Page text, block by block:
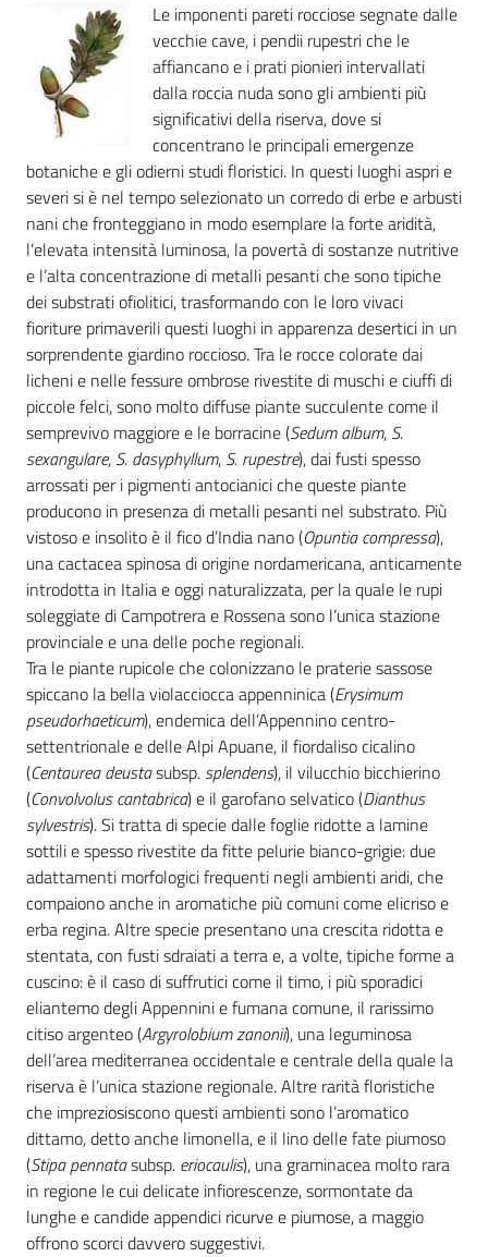
Novità
Servizi
Leggi Atti Bandi
Piani Programmi
Progetti
Le imponenti pareti rocciose segnate dalle
vecchie cave, i pendii rupestri che le
affiancano e i prati pionieri intervallati
dalla roccia nuda sono gli ambienti più
significativi della riserva, dove si
concentrano le principali emergenze
botaniche e gli odierni studi floristici. In questi luoghi aspri e
severi si è nel tempo selezionato un corredo di erbe e arbusti
nani che fronteggiano in modo esemplare la forte aridità,
l’elevata intensità luminosa, la povertà di sostanze nutritive
e l’alta concentrazione di metalli pesanti che sono tipiche
dei substrati ofiolitici, trasformando con le loro vivaci
fioriture primaverili questi luoghi in apparenza desertici in un
sorprendente giardino roccioso. Tra le rocce colorate dai
licheni e nelle fessure ombrose rivestite di muschi e ciuffi di
piccole felci, sono molto diffuse piante succulente come il
semprevivo maggiore e le borracine (Sedum album, S.
sexangulare, S. dasyphyllum, S. rupestre), dai fusti spesso
arrossati per i pigmenti antocianici che queste piante
producono in presenza di metalli pesanti nel substrato. Più
vistoso e insolito è il fico d’India nano (Opuntia compressa),
una cactacea spinosa di origine nordamericana, anticamente
introdotta in Italia e oggi naturalizzata, per la quale le rupi
soleggiate di Campotrera e Rossena sono l’unica stazione
provinciale e una delle poche regionali.
Tra le piante rupicole che colonizzano le praterie sassose
spiccano la bella violacciocca appenninica (Erysimum
pseudorhaeticum), endemica dell’Appennino centro-
settentrionale e delle Alpi Apuane, il fiordaliso cicalino
(Centaurea deustasubsp. splendens), il vilucchio bicchierino
(Convolvolus cantabrica) e il garofano selvatico (Dianthus
sylvestris). Si tratta di specie dalle foglie ridotte a lamine
sottili e spesso rivestite da fitte pelurie bianco-grigie: due
adattamenti morfologici frequenti negli ambienti aridi, che
compaiono anche in aromatiche più comuni come elicriso e
erba regina. Altre specie presentano una crescita ridotta e
stentata, con fusti sdraiati a terra e, a volte, tipiche forme a
cuscino: è il caso di suffrutici come il timo, i più sporadici
eliantemo degli Appennini e fumana comune, il rarissimo
citiso argenteo (Argyrolobium zanonii), una leguminosa
dell’area mediterranea occidentale e centrale della quale la
riserva è l’unica stazione regionale. Altre rarità floristiche
che impreziosiscono questi ambienti sono l’aromatico
dittamo, detto anche limonella, e il lino delle fate piumoso
(Stipa pennatasubsp. eriocaulis), una graminacea molto rara
in regione le cui delicate infiorescenze, sormontate da
lunghe e candide appendici ricurve e piumose, a maggio
offrono scorci davvero suggestivi.